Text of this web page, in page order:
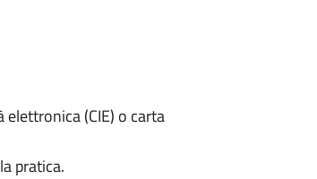
(CIE) o carta
pratica.